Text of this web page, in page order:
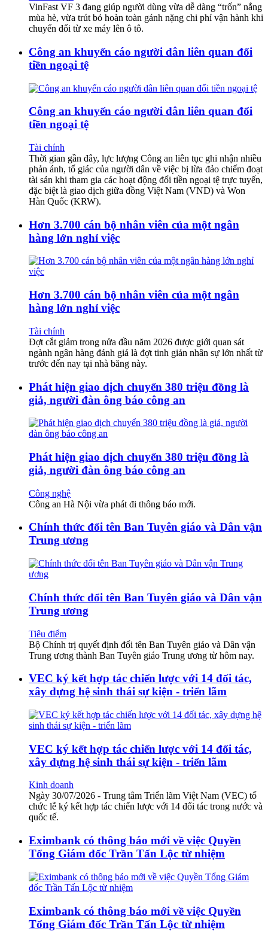
VinFast VF 3 đang giúp người dùng vừa dễ dàng “trốn” nắng
mùa hè, vừa trút bỏ hoàn toàn gánh nặng chi phí vận hành khi
chuyển đổi từ xe máy lên ô tô.
Công an khuyến cáo người dân liên quan đổi
tiền ngoại tệ
Công an khuyến cáo người dân liên quan đổi
tiền ngoại tệ
Tài chính
Thời gian gần đây, lực lượng Công an liên tục ghi nhận nhiều
phản ánh, tố giác của người dân về việc bị lừa đảo chiếm đoạt
tài sản khi tham gia các hoạt động đổi tiền ngoại tệ trực tuyến,
đặc biệt là giao dịch giữa đồng Việt Nam (VND) và Won
Hàn Quốc (KRW).
Hơn 3.700 cán bộ nhân viên của một ngân
hàng lớn nghỉ việc
Hơn 3.700 cán bộ nhân viên của một ngân
hàng lớn nghỉ việc
Tài chính
Đợt cắt giảm trong nửa đầu năm 2026 được giới quan sát
ngành ngân hàng đánh giá là đợt tinh giản nhân sự lớn nhất từ
trước đến nay tại nhà băng này.
Phát hiện giao dịch chuyển 380 triệu đồng là
giả, người đàn ông báo công an
Phát hiện giao dịch chuyển 380 triệu đồng là
giả, người đàn ông báo công an
Công nghệ
Công an Hà Nội vừa phát đi thông báo mới.
Chính thức đổi tên Ban Tuyên giáo và Dân vận
Trung ương
Chính thức đổi tên Ban Tuyên giáo và Dân vận
Trung ương
Tiêu điểm
Bộ Chính trị quyết định đổi tên Ban Tuyên giáo và Dân vận
Trung ương thành Ban Tuyên giáo Trung ương từ hôm nay.
VEC ký kết hợp tác chiến lược với 14 đối tác,
xây dựng hệ sinh thái sự kiện - triển lãm
VEC ký kết hợp tác chiến lược với 14 đối tác,
xây dựng hệ sinh thái sự kiện - triển lãm
Kinh doanh
Ngày 30/07/2026 - Trung tâm Triển lãm Việt Nam (VEC) tổ
chức lễ ký kết hợp tác chiến lược với 14 đối tác trong nước và
quốc tế.
Eximbank có thông báo mới về việc Quyền
Tổng Giám đốc Trần Tấn Lộc từ nhiệm
Eximbank có thông báo mới về việc Quyền
Tổng Giám đốc Trần Tấn Lộc từ nhiệm